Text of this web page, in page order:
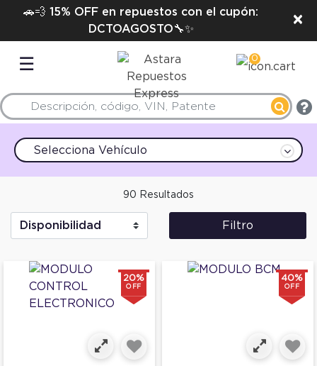
🚗💨 15% OFF en repuestos con el cupón:
DCTOAGOSTO🔧✨
×
☰ 0
Selecciona Vehículo
90 Resultados
Filtro
20%
OFF
40%
OFF